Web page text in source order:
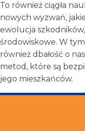
To również ciągła
nowych wyzwań,
ewolucja
środowiskowe. W
również dbałość o
metod, które są
jego mieszkańców.